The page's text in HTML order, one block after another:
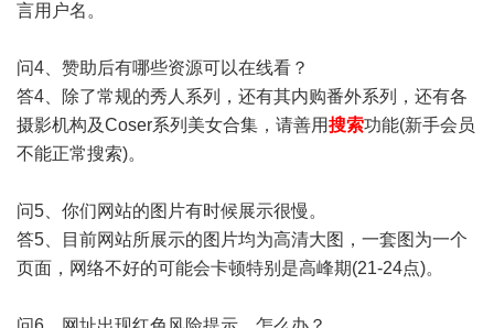
言用户名。
问4、赞助后有哪些资源可以在线看？
答4、除了常规的秀人系列，还有其内购番外系列，还有各
摄影机构及Coser系列美女合集，请善用搜索功能(新手会员
不能正常搜索)。
问5、你们网站的图片有时候展示很慢。
答5、目前网站所展示的图片均为高清大图，一套图为一个
页面，网络不好的可能会卡顿特别是高峰期(21-24点)。